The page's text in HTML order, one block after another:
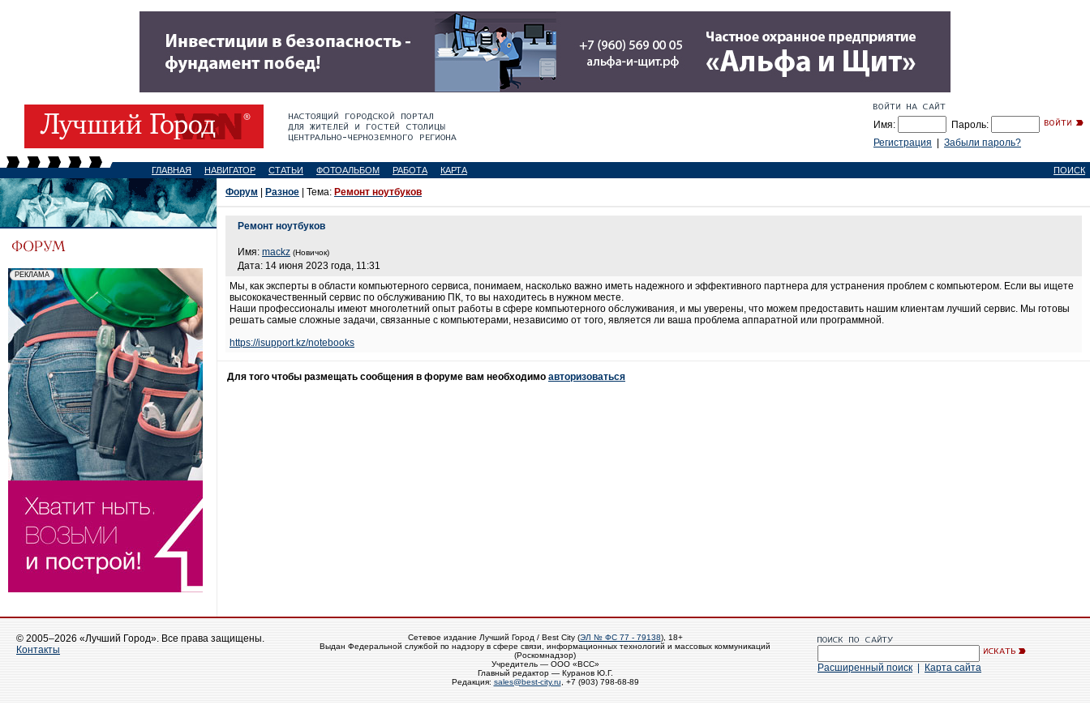
Имя:
Пароль:
Регистрация
Забыли пароль?
ГЛАВНАЯ НАВИГАТОР СТАТЬИ ФОТОАЛЬБОМ РАБОТА КАРТА ПОИСК
Форум Разное | Тема: Ремонт ноутбуков
Ремонт ноутбуков
Имя: mackz (Новичок)
Дата: 14 июня 2023 года, 11:31
Мы, как эксперты в области компьютерного сервиса, понимаем, насколько важно иметь надежного и эффективного партнера для устранения проблем с компьютером. Если вы ищете
высококачественный сервис по обслуживанию ПК, то вы находитесь в нужном месте.
Наши профессионалы имеют многолетний опыт работы в сфере компьютерного обслуживания, и мы уверены, что можем предоставить нашим клиентам лучший сервис. Мы готовы
решать самые сложные задачи, связанные с компьютерами, независимо от того, является ли ваша проблема аппаратной или программной.
https://isupport.kz/notebooks
Для того чтобы размещать сообщения в форуме вам необходимо авторизоваться
© 2005–2026 «Лучший Город». Все права защищены.
Контакты
Сетевое издание Лучший Город / Best City (ЭЛ № ФС 77 - 79138), 18+
Выдан Федеральной службой по надзору в сфере связи, информационных технологий и массовых коммуникаций
(Роскомнадзор)
Учредитель — ООО «ВСС»
Главный редактор — Куранов Ю.Г.
Редакция: sales@best-city.ru , +7 (903) 798-68-89
Расширенный поиск Карта сайта